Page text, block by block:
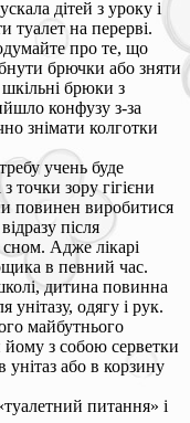
дітей з уроку і
туалет на перерві.
про те, що
брючки або зняти
брюки з
конфузу з-за
знімати колготки
учень буде
точки зору гігієни
повинен виробитися
після
Адже лікарі
в певний час.
дитина повинна
унітазу, одягу і рук.
майбутнього
йому з собою серветки
або в корзину
питання» і